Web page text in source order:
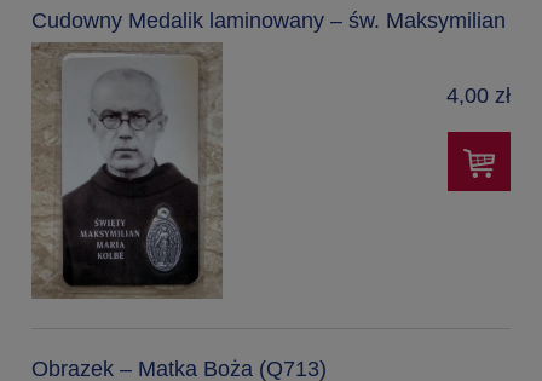
Cudowny Medalik laminowany – św. Maksymilian
4,00 zł
Obrazek – Matka Boża (Q713)